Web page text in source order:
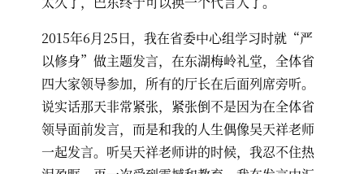
2015年6月25日，我在省委中心组学习时就“严
以修身”做主题发言，在东湖梅岭礼堂，全体省
四大家领导参加，所有的厅长在后面列席旁听。
说实话那天非常紧张，紧张倒不是因为在全体省
领导面前发言，而是和我的人生偶像吴天祥老师
一起发言。听吴天祥老师讲的时候，我忍不住热